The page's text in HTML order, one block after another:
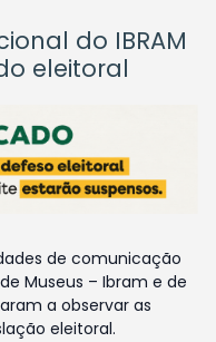
do IBRAM
eleitoral
de comunicação
Museus – Ibram e de
a observar as
eleitoral.